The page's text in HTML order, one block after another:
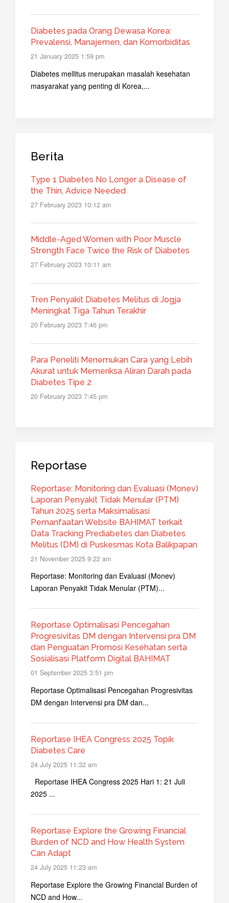
Diabetes pada Orang Dewasa Korea:
Prevalensi, Manajemen, dan Komorbiditas
21 January 2025 1:59 pm
Diabetes mellitus merupakan masalah kesehatan
masyarakat yang penting di Korea,...
Berita
Type 1 Diabetes No Longer a Disease of
the Thin, Advice Needed
27 February 2023 10:12 am
Middle-Aged Women with Poor Muscle
Strength Face Twice the Risk of Diabetes
27 February 2023 10:11 am
Tren Penyakit Diabetes Melitus di Jogja
Meningkat Tiga Tahun Terakhir
20 February 2023 7:46 pm
Para Peneliti Menemukan Cara yang Lebih
Akurat untuk Memeriksa Aliran Darah pada
Diabetes Tipe 2
20 February 2023 7:45 pm
Reportase
Reportase: Monitoring dan Evaluasi (Monev)
Laporan Penyakit Tidak Menular (PTM)
Tahun 2025 serta Maksimalisasi
Pemanfaatan Website BAHIMAT terkait
Data Tracking Prediabetes dan Diabetes
Melitus (DM) di Puskesmas Kota Balikpapan
21 November 2025 9:22 am
Reportase: Monitoring dan Evaluasi (Monev)
Laporan Penyakit Tidak Menular (PTM)...
Reportase Optimalisasi Pencegahan
Progresivitas DM dengan Intervensi pra DM
dan Penguatan Promosi Kesehatan serta
Sosialisasi Platform Digital BAHIMAT
01 September 2025 3:51 pm
Reportase Optimalisasi Pencegahan Progresivitas
DM dengan Intervensi pra DM dan...
Reportase IHEA Congress 2025 Topik
Diabetes Care
24 July 2025 11:32 am
Reportase IHEA Congress 2025 Hari 1: 21 Juli
2025 ...
Reportase Explore the Growing Financial
Burden of NCD and How Health System
Can Adapt
24 July 2025 11:23 am
Reportase Explore the Growing Financial Burden of
NCD and How...